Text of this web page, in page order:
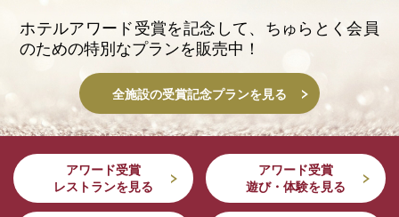
ホテルアワード受賞を記念して、 ちゅらとく会員
のための特別なプランを販売中！
全施設の受賞記念プランを見る
アワード受賞
レストランを見る
アワード受賞
遊び・体験を見る